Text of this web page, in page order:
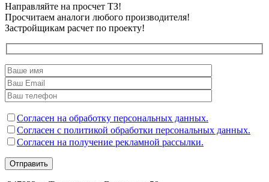
Направляйте на просчет ТЗ!
Просчитаем аналоги любого производителя!
Застройщикам расчет по проекту!
Согласен на обработку персональных данных.
Согласен с политикой обработки персональных данных.
Согласен на получение рекламной рассылки.
Отправить